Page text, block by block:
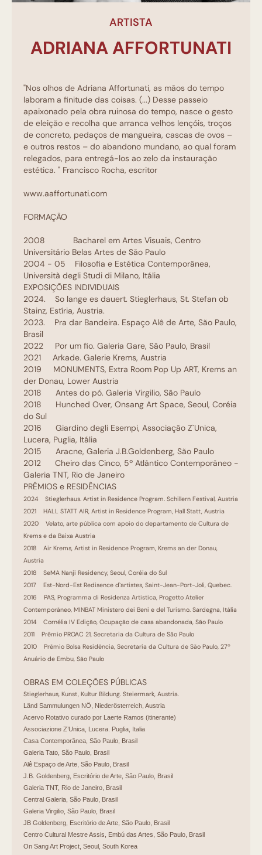
ARTISTA
ADRIANA AFFORTUNATI
"Nos olhos de Adriana Affortunati, as mãos do tempo
laboram a finitude das coisas. (...) Desse passeio
apaixonado pela obra ruinosa do tempo, nasce o gesto
de eleição e recolha que arranca velhos lençóis, troços
de concreto, pedaços de mangueira, cascas de ovos –
e outros restos – do abandono mundano, ao qual foram
relegados, para entregá-los ao zelo da instauração
estética. " Francisco Rocha, escritor
www.aaffortunati.com
FORMAÇÃO
2008 Bacharel em Artes Visuais, Centro
Universitário Belas Artes de São Paulo
2004 - 05 Filosofia e Estética Contemporânea,
Università degli Studi di Milano, Itália
EXPOSIÇÕES INDIVIDUAIS
2024. So lange es dauert. Stieglerhaus, St. Stefan ob
Stainz, Estíria, Austria.
2023. Pra dar Bandeira. Espaço Alê de Arte, São Paulo,
Brasil
2022 Por um fio. Galeria Gare, São Paulo, Brasil
2021 Arkade. Galerie Krems, Austria
2019 MONUMENTS, Extra Room Pop Up ART, Krems an
der Donau, Lower Austria
2018 Antes do pó. Galeria Virgilio, São Paulo
2018 Hunched Over, Onsang Art Space, Seoul, Coréia
do Sul
2016 Giardino degli Esempi, Associação Z`Unica,
Lucera, Puglia, Itália
2015 Aracne, Galeria J.B.Goldenberg, São Paulo
2012 Cheiro das Cinco, 5º Atlântico Contemporâneo -
Galeria TNT, Rio de Janeiro
PRÊMIOS e RESIDÊNCIAS
2024 Stieglerhaus. Artist in Residence Program. Schillern Festival, Austria
2021 HALL STATT AIR, Artist in Residence Program, Hall Statt, Austria
2020 Velato, arte pública com apoio do departamento de Cultura de
Krems e da Baixa Austria
2018 Air Krems, Artist in Residence Program, Krems an der Donau,
Austria
2018 SeMA Nanji Residency, Seoul, Coréia do Sul
2017 Est-Nord-Est Redisence d`artistes, Saint-Jean-Port-Joli, Quebec.
2016 PAS, Programma di Residenza Artistica, Progetto Atelier
Contemporâneo, MINBAT Ministero dei Beni e del Turismo. Sardegna, Itália
2014 Cornélia IV Edição, Ocupação de casa abandonada, São Paulo
2011 Prêmio PROAC 21, Secretaria da Cultura de São Paulo
2010 Prêmio Bolsa Residência, Secretaria da Cultura de São Paulo, 27º
Anuário de Embu, São Paulo
OBRAS EM COLEÇÕES PÚBLICAS
Stieglerhaus, Kunst, Kultur Bildung. Steiermark, Austria.
Länd Sammulungen NÖ, Niederösterreich, Austria
Acervo Rotativo curado por Laerte Ramos (itinerante)
Associazione Z’Unica, Lucera. Puglia, Italia
Casa Contemporânea, São Paulo, Brasil
Galeria Tato, São Paulo, Brasil
Alê Espaço de Arte, São Paulo, Brasil
J.B. Goldenberg, Escritório de Arte, São Paulo, Brasil
Galeria TNT, Rio de Janeiro, Brasil
Central Galeria, São Paulo, Brasil
Galeria Virgilio, São Paulo, Brasil
JB Goldenberg, Escritório de Arte, São Paulo, Brasil
Centro Cultural Mestre Assis, Embú das Artes, São Paulo, Brasil
On Sang Art Project, Seoul, South Korea